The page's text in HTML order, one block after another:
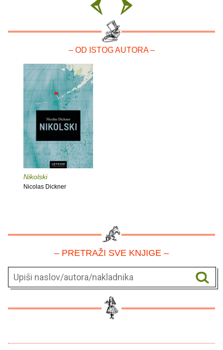
– OD ISTOG AUTORA –
Nikolski
Nicolas Dickner
– PRETRAŽI SVE KNJIGE –